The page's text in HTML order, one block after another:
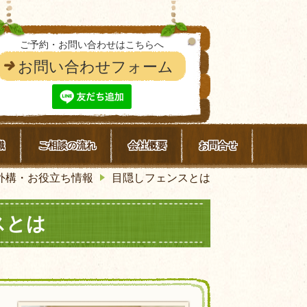
ご予約・お問い合わせはこちらへ
お問い合わせフォーム
ご相談の流れ 会社概要 お問合せ
構・お役立ち情報 目隠しフェンスとは
とは